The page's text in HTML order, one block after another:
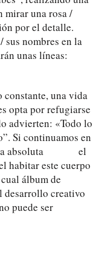
mirar una rosa /
por el detalle.
sus nombres en la
unas líneas:
constante, una vida
opta por refugiarse
advierten: «Todo lo
Si continuamos en
abulia absoluta el
habitar este cuerpo
álbum de
desarrollo creativo
puede ser